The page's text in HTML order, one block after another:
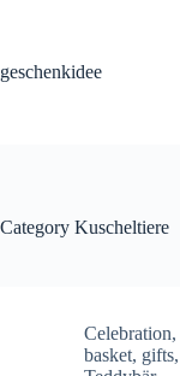
geschenkidee
Category Kuscheltiere
Celebration,
basket, gifts,